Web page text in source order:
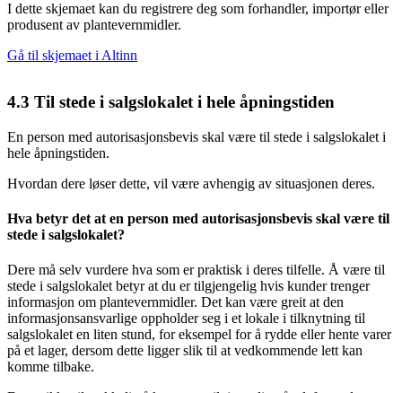
I dette skjemaet kan du registrere deg som forhandler, importør eller
produsent av plantevernmidler.
Gå til skjemaet i Altinn
4.3 Til stede i salgslokalet i hele åpningstiden
En person med autorisasjonsbevis skal være til stede i salgslokalet i
hele åpningstiden.
Hvordan dere løser dette, vil være avhengig av situasjonen deres.
Hva betyr det at en person med autorisasjonsbevis skal være til
stede i salgslokalet?
Dere må selv vurdere hva som er praktisk i deres tilfelle. Å være til
stede i salgslokalet betyr at du er tilgjengelig hvis kunder trenger
informasjon om plantevernmidler. Det kan være greit at den
informasjonsansvarlige oppholder seg i et lokale i tilknytning til
salgslokalet en liten stund, for eksempel for å rydde eller hente varer
på et lager, dersom dette ligger slik til at vedkommende lett kan
komme tilbake.